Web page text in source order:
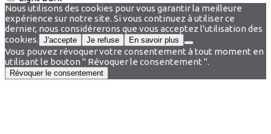
Nous utilisons des cookies pour vous garantir la meilleure
expérience sur notre site. Si vous continuez à utiliser ce
dernier, nous considérerons que vous acceptez l'utilisation des
cookies. J'accepte Je refuse En savoir plus
Vous pouvez révoquer votre consentement à tout moment en
utilisant le bouton " Révoquer le consentement ".
Révoquer le consentement